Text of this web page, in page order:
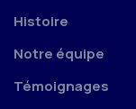
Histoire
Notre équipe
Témoignages